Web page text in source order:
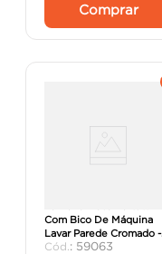
Comprar
Com Bico De Máquina
Lavar Parede Cromado -
Docol.: 59063